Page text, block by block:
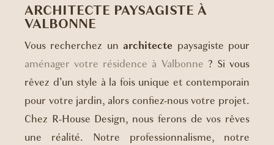
ARCHITECTE PAYSAGISTE À
VALBONNE
Vous recherchez un architecte paysagiste pour
aménager votre résidence à Valbonne ? Si vous
rêvez d’un style à la fois unique et contemporain
pour votre jardin, alors confiez-nous votre projet.
Chez R-House Design, nous ferons de vos rêves
une réalité. Notre professionnalisme, notre